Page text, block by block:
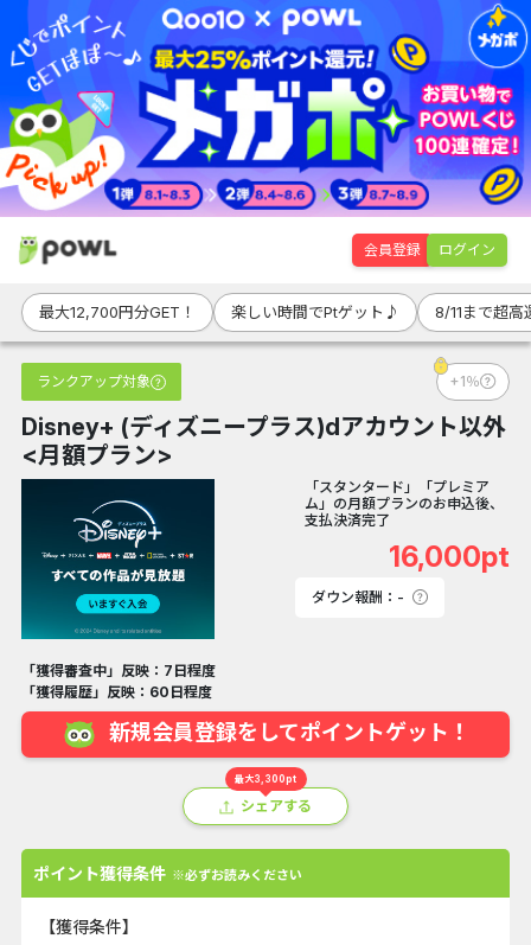
会員登録 ログイン
最大12,700円分GET！ 楽しい時間でPtゲット♪ 8/11まで超
ランクアップ対象 +1％
Disney+ (ディズニープラス)dアカウント以外
<月額プラン>
「スタンタード」「プレミア
ム」の月額プランのお申込後、
支払決済完了
16,000pt
ダウン報酬：-
「獲得審査中」反映：7日程度
「獲得履歴」反映：60日程度
新規会員登録をしてポイントゲット！
最大3,300pt
シェアする
ポイント獲得条件 ※必ずお読みください
【獲得条件】